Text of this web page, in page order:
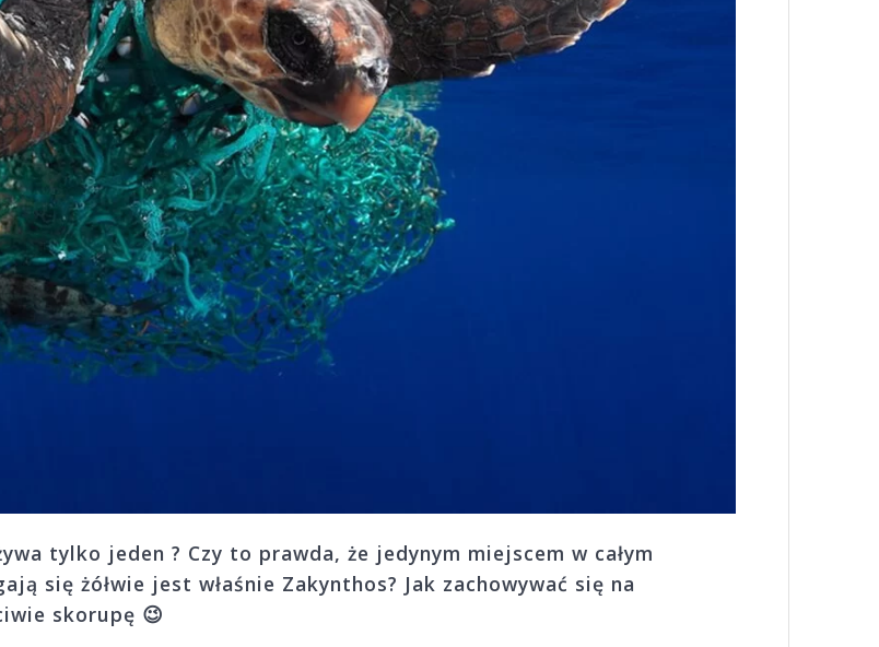
tylko jeden ? Czy to prawda, że jedynym miejscem w całym
się żółwie jest właśnie Zakynthos? Jak zachowywać się na
skorupę 😉